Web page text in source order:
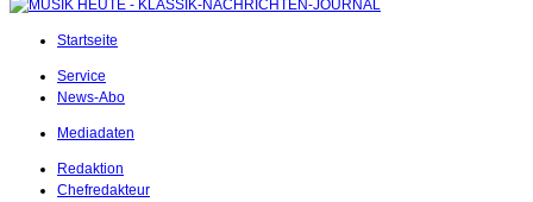
Startseite
Service
News-Abo
Mediadaten
Redaktion
Chefredakteur